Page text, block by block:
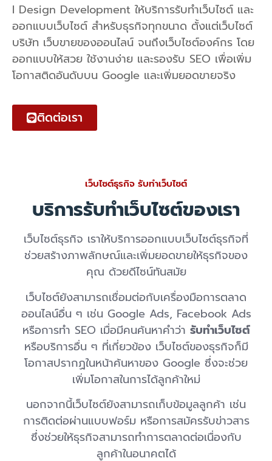
I Design Development ให้บริการรับทำเว็บไซต์ และ
ออกแบบเว็บไซต์ สำหรับธุรกิจทุกขนาด ตั้งแต่เว็บไซต์
บริษัท เว็บขายของออนไลน์ จนถึงเว็บไซต์องค์กร โดย
ออกแบบให้สวย ใช้งานง่าย และรองรับ SEO เพื่อเพิ่ม
โอกาสติดอันดับบน Google และเพิ่มยอดขายจริง
ติดต่อเรา
เว็บไซต์ธุรกิจ รับทำเว็บไซต์
บริการรับทำเว็บไซต์ของเรา
เว็บไซต์ธุรกิจ เราให้บริการออกแบบเว็บไซต์ธุรกิจที่
ช่วยสร้างภาพลักษณ์และเพิ่มยอดขายให้ธุรกิจของ
คุณ ด้วยดีไซน์ทันสมัย
เว็บไซต์ยังสามารถเชื่อมต่อกับเครื่องมือการตลาด
ออนไลน์อื่น ๆ เช่น Google Ads, Facebook Ads
หรือการทำ SEO เมื่อมีคนค้นหาคำว่า รับทำเว็บไซต์
หรือบริการอื่น ๆ ที่เกี่ยวข้อง เว็บไซต์ของธุรกิจก็มี
โอกาสปรากฏในหน้าค้นหาของ Google ซึ่งจะช่วย
เพิ่มโอกาสในการได้ลูกค้าใหม่
นอกจากนี้เว็บไซต์ยังสามารถเก็บข้อมูลลูกค้า เช่น
การติดต่อผ่านแบบฟอร์ม หรือการสมัครรับข่าวสาร
ซึ่งช่วยให้ธุรกิจสามารถทำการตลาดต่อเนื่องกับ
ลูกค้าในอนาคตได้